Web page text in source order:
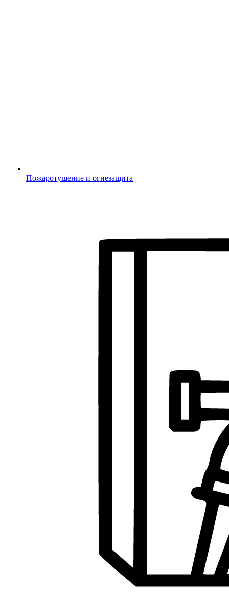
Пожаротушение и огнезащита